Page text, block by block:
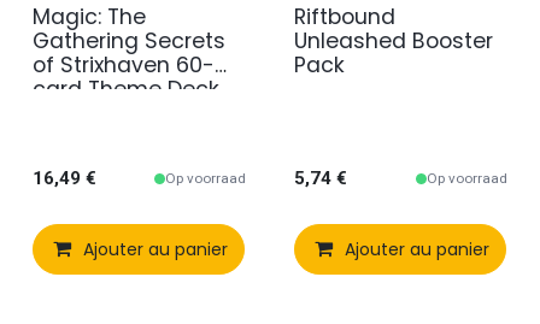
Magic: The
Gathering Secrets
of Strixhaven 60-
card Theme Deck
16,49 € Op voorraad
Ajouter au panier Comparer Ajouter à
Riftbound
Unleashed Booster
Pack
5,74€ Op voorraad
Ajouter au panier